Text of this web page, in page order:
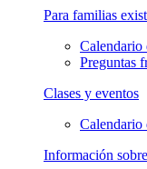
Para familias
Calendario
Preguntas
Clases y eventos
Calendario
Información